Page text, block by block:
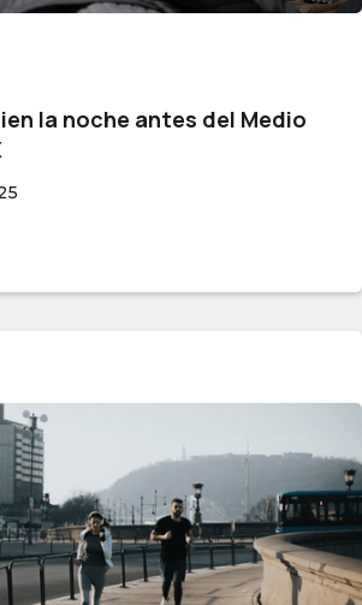
la noche antes del Medio